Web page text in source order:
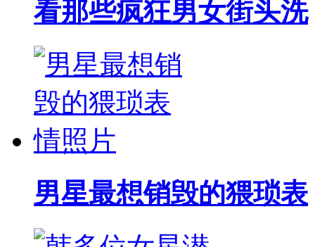
看那些疯狂男女街头洗
男星最想销毁的猥琐表